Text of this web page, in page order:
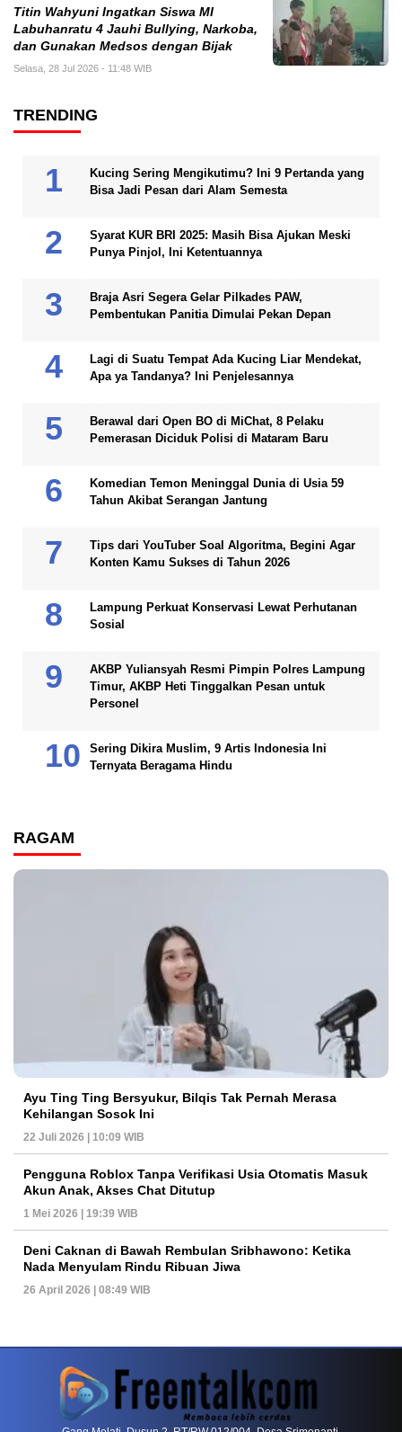
Titin Wahyuni Ingatkan Siswa MI
Labuhanratu 4 Jauhi Bullying, Narkoba,
dan Gunakan Medsos dengan Bijak
Selasa, 28 Jul 2026 - 11:48 WIB
TRENDING
Kucing Sering Mengikutimu? Ini 9 Pertanda yang
Bisa Jadi Pesan dari Alam Semesta
Syarat KUR BRI 2025: Masih Bisa Ajukan Meski
Punya Pinjol, Ini Ketentuannya
Braja Asri Segera Gelar Pilkades PAW,
Pembentukan Panitia Dimulai Pekan Depan
Lagi di Suatu Tempat Ada Kucing Liar Mendekat,
Apa ya Tandanya? Ini Penjelesannya
Berawal dari Open BO di MiChat, 8 Pelaku
Pemerasan Diciduk Polisi di Mataram Baru
Komedian Temon Meninggal Dunia di Usia 59
Tahun Akibat Serangan Jantung
Tips dari YouTuber Soal Algoritma, Begini Agar
Konten Kamu Sukses di Tahun 2026
Lampung Perkuat Konservasi Lewat Perhutanan
Sosial
AKBP Yuliansyah Resmi Pimpin Polres Lampung
Timur, AKBP Heti Tinggalkan Pesan untuk
Personel
Sering Dikira Muslim, 9 Artis Indonesia Ini
Ternyata Beragama Hindu
RAGAM
Ayu Ting Ting Bersyukur, Bilqis Tak Pernah Merasa
Kehilangan Sosok Ini
22 Juli 2026 | 10:09 WIB
Pengguna Roblox Tanpa Verifikasi Usia Otomatis Masuk
Akun Anak, Akses Chat Ditutup
1 Mei 2026 | 19:39 WIB
Deni Caknan di Bawah Rembulan Sribhawono: Ketika
Nada Menyulam Rindu Ribuan Jiwa
26 April 2026 | 08:49 WIB
PETIR800 LOGIN Bagaimana Kasino Online Menjadi Bagian